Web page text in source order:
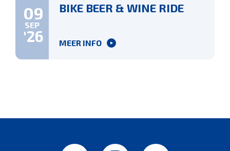
09
SEP
'26
BIKE BEER & WINE RIDE
MEER INFO